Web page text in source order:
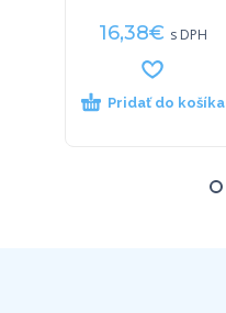
16,38€ s DPH
Pridať do košíka